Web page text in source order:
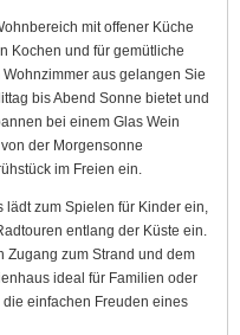
mit offener Küche
Kochen und für gemütliche
aus gelangen Sie
bis Abend Sonne bietet und
bei einem Glas Wein
der Morgensonne
im Freien ein.
zum Spielen für Kinder ein,
entlang der Küste ein.
Zugang zum Strand und dem
ideal für Familien oder
einfachen Freuden eines